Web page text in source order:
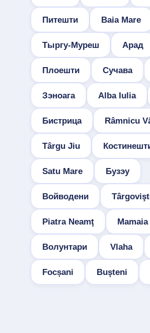
Питешти Baia Mare
Тыргу-Муреш Арад
Плоешти Сучава
Зэноага Alba Iulia
Бистрица Râmnicu
Târgu Jiu
Satu Mare Бузэу
Войводени
Piatra Neamţ Mamaia
Волунтари Vlaha
Focșani Buşteni